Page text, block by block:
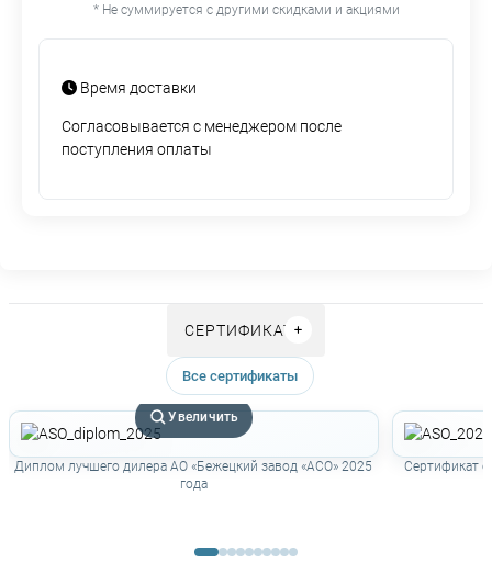
* Не суммируется с другими скидками и акциями
Время доставки
Согласовывается с менеджером после
поступления оплаты
СЕРТИФИКАТЫ
Все сертификаты
Увеличить
Диплом лучшего дилера АО «Бежецкий завод «АСО» 2025
года
Сертификат